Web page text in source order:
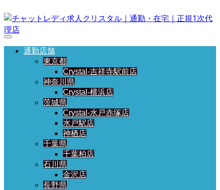
通勤店舗
東京都
Crystal-吉祥寺駅前店
神奈川県
Crystal-横浜店
茨城県
Crystal-水戸赤塚店
水戸駅店
神栖店
千葉県
千葉柏店
石川県
金沢店
長野県